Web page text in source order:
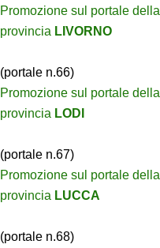
Promozione sul portale della
provincia LIVORNO
(portale n.66)
Promozione sul portale della
provincia LODI
(portale n.67)
Promozione sul portale della
provincia LUCCA
(portale n.68)